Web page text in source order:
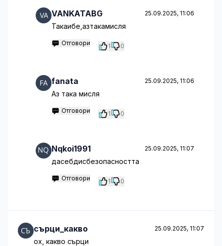
VANKATABG 25.09.2025, 11:06
Такаибе,азтакамисля
Отговори 1 0
fanata 25.09.2025, 11:06
Аз така мисля
Отговори 1 0
Nqkoi1991 25.09.2025, 11:07
дасебдисбезопасността
Отговори 1 0
сърци_какво 25.09.2025, 11:07
ох, какво сърци